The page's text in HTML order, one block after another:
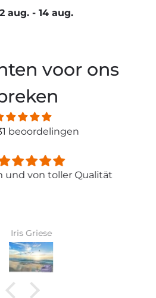
aug. - 14 aug.
voor ons
beoordelingen
von toller Qualität
Iris Griese